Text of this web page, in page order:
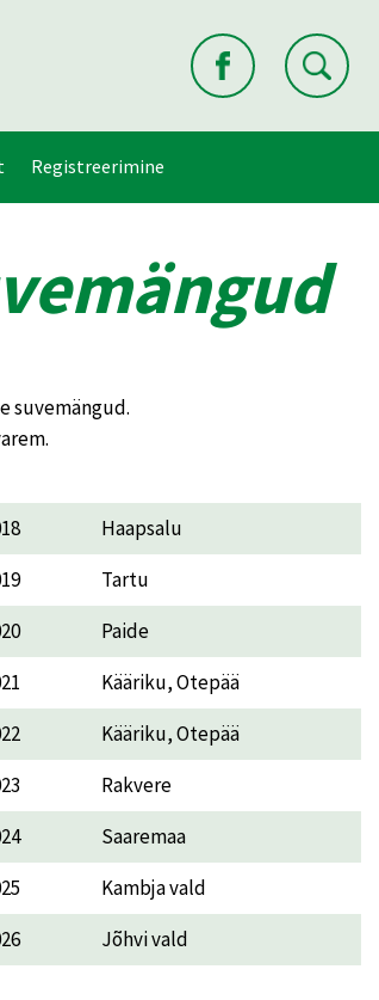
Registreerimine
suvemängud.
Haapsalu
Tartu
Paide
Kääriku, Otepää
Kääriku, Otepää
Rakvere
Saaremaa
Kambja vald
Jõhvi vald